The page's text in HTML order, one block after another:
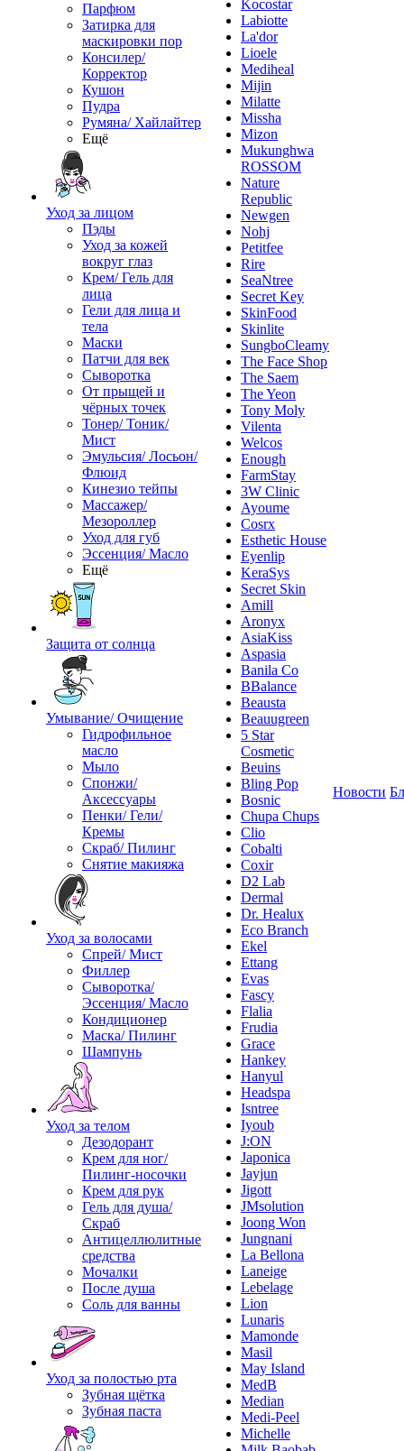
Парфюм
Затирка для
маскировки пор
Консилер/
Корректор
Кушон
Пудра
Румяна/ Хайлайтер
Ещё
Уход за лицом
Пэды
Уход за кожей
вокруг глаз
Крем/ Гель для
лица
Гели для лица и
тела
Маски
Патчи для век
Сыворотка
От прыщей и
чёрных точек
Тонер/ Тоник/
Мист
Эмульсия/ Лосьон/
Флюид
Кинезио тейпы
Массажер/
Мезороллер
Уход для губ
Эссенция/ Масло
Ещё
Защита от солнца
Умывание/ Очищение
Гидрофильное
масло
Мыло
Спонжи/
Аксессуары
Пенки/ Гели/
Кремы
Скраб/ Пилинг
Снятие макияжа
Уход за волосами
Спрей/ Мист
Филлер
Сыворотка/
Эссенция/ Масло
Кондиционер
Маска/ Пилинг
Шампунь
Уход за телом
Дезодорант
Крем для ног/
Пилинг-носочки
Крем для рук
Гель для душа/
Скраб
Антицеллюлитные
средства
Мочалки
После душа
Соль для ванны
Уход за полостью рта
Зубная щётка
Зубная паста
Kocostar
Labiotte
La'dor
Lioele
Mediheal
Mijin
Milatte
Missha
Mizon
Mukunghwa
ROSSOM
Nature
Republic
Newgen
Nohj
Petitfee
Rire
SeaNtree
Secret Key
SkinFood
Skinlite
SungboCleamy
The Face Shop
The Saem
The Yeon
Tony Moly
Vilenta
Welcos
Enough
FarmStay
3W Clinic
Ayoume
Cosrx
Esthetic House
Eyenlip
KeraSys
Secret Skin
Amill
Aronyx
AsiaKiss
Aspasia
Banila Co
BBalance
Beausta
Beauugreen
5 Star
Cosmetic
Beuins
Bling Pop
Bosnic
Chupa Chups
Clio
Cobalti
Coxir
D2 Lab
Dermal
Dr. Healux
Eco Branch
Ekel
Ettang
Evas
Fascy
Flalia
Frudia
Grace
Hankey
Hanyul
Headspa
Isntree
Iyoub
J:ON
Japonica
Jayjun
Jigott
JMsolution
Joong Won
Jungnani
La Bellona
Laneige
Lebelage
Lion
Lunaris
Mamonde
Masil
May Island
MedB
Median
Medi-Peel
Michelle
Новости